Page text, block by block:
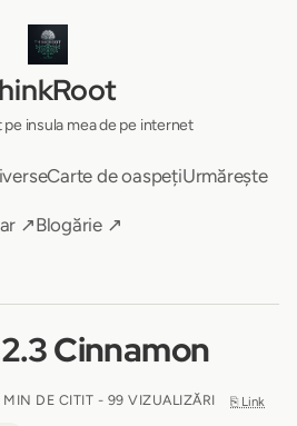
pe insula mea de pe internet
Carte de oaspețiUrmărește
↗Blogărie ↗
Cinnamon
MIN DE CITIT - 99 VIZUALIZĂRI ⎘ Link